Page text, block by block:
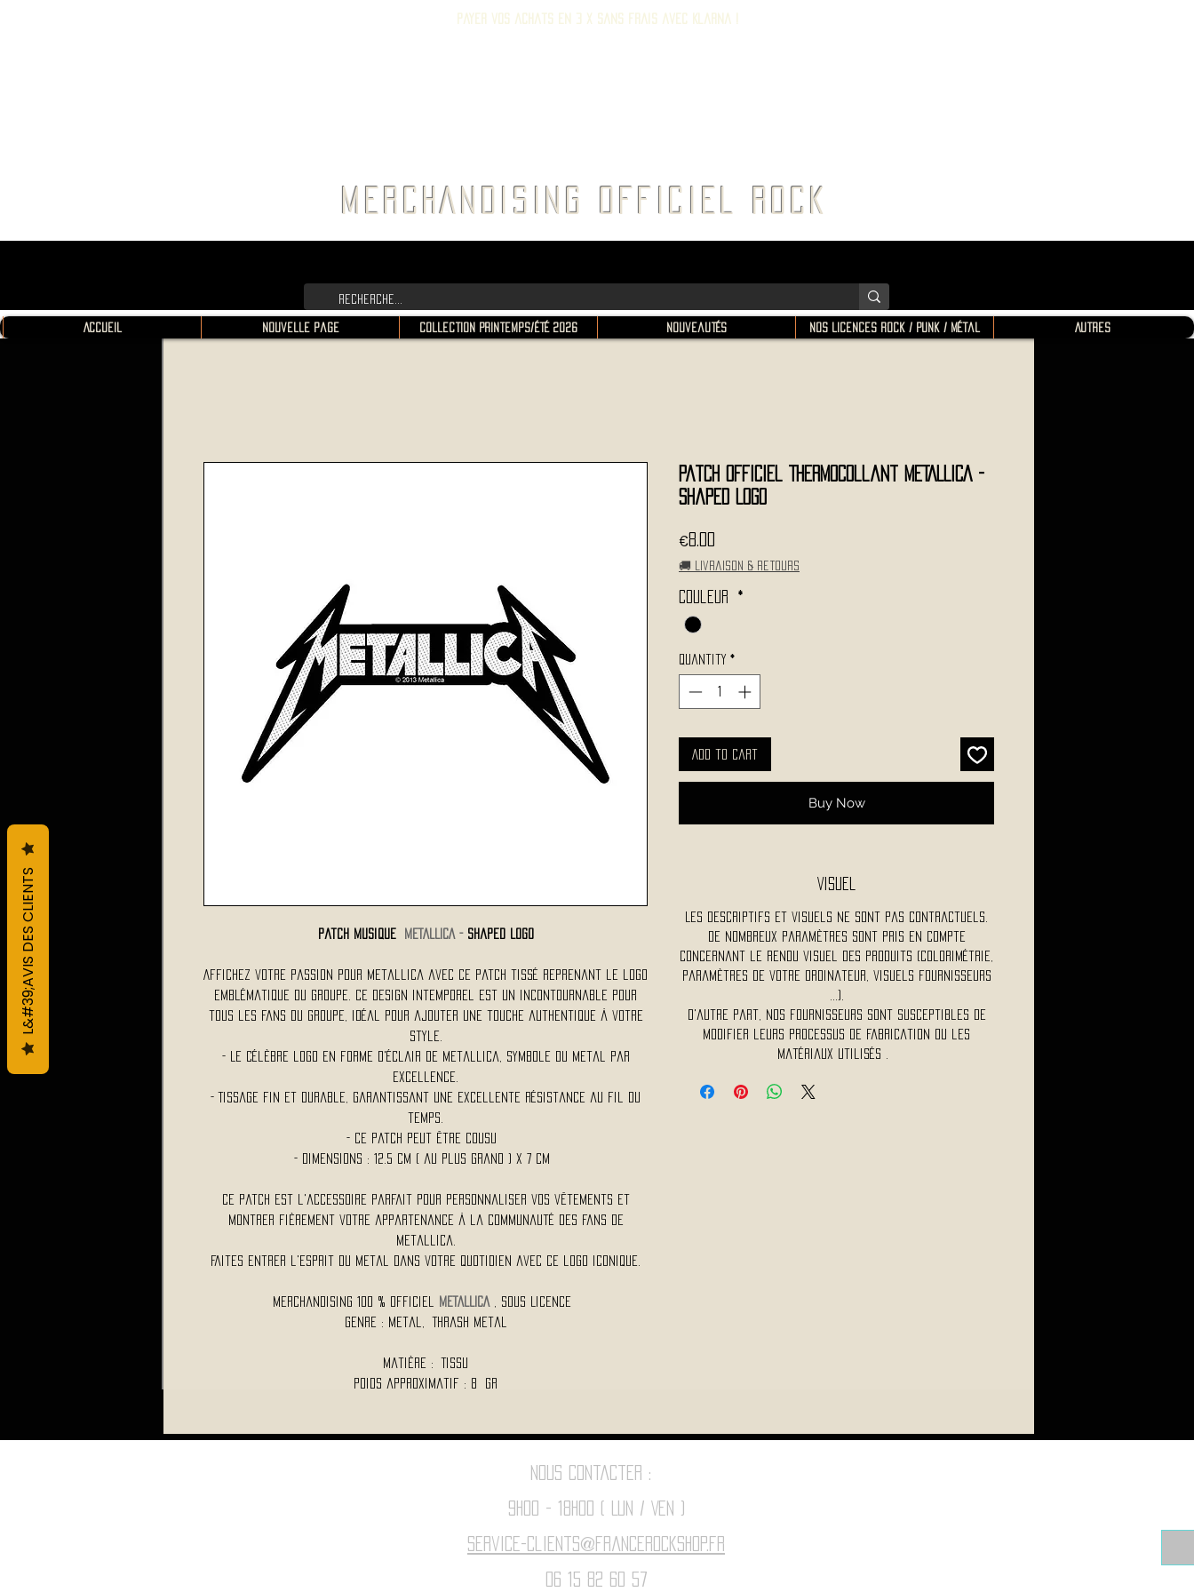
Payer vos achats en 3 x sans frais avec Klarna !
MERCHANDISING OFFICIEL ROCK
Accueil Nouvelle page Collection Printemps/Été 2026 Nouveautés Nos Licences Rock / Punk / Métal Autres
Patch Musique METALLICA -Shaped Logo
Affichez votre passion pour Metallica avec ce patch tissé reprenant le logo
emblématique du groupe. Ce design intemporel est un incontournable pour
tous les fans du groupe, idéal pour ajouter une touche authentique à votre
style.
- Le célèbre logo en forme d'éclair de Metallica, symbole du metal par
excellence.
- Tissage fin et durable, garantissant une excellente résistance au fil du
temps.
- Ce patch peut être cousu
- Dimensions : 12.5 Cm ( au plus grand ) x 7 Cm
Ce patch est l'accessoire parfait pour personnaliser vos vêtements et
montrer fièrement votre appartenance à la communauté des fans de
Metallica.
Faites entrer l'esprit du metal dans votre quotidien avec ce logo iconique.
Merchandising 100 % Officiel METALLICA, Sous Licence
Genre : Metal, Thrash Metal
Matière : Tissu
Poids approximatif : 8 Gr
Patch Officiel Thermocollant METALLICA -
Shaped Logo
€8.00
🚚 Livraison & retours
Couleur *
Quantity *
Add to Cart
Buy Now
Visuel
Les descriptifs et visuels ne sont pas contractuels.
De nombreux paramètres sont pris en compte
concernant le rendu visuel des produits (colorimétrie,
paramètres de votre ordinateur, visuels fournisseurs
D'autre part, nos fournisseurs sont susceptibles de
modifier leurs processus de fabrication ou les
matériaux utilisés .
Nous contacter :
9h00 - 18H00 ( Lun / Ven )
Service-clients@francerockshop.fr
06 15 82 60 57
L&#39;AVIS DES CLIENTS